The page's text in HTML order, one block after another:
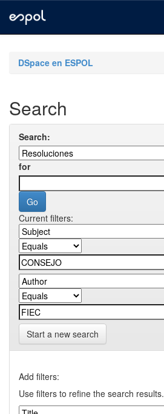
navigationDSpace en ESPOL
Search
Search:
for
Current filters:
Start a new search
Add filters:
Use filters to refine the search results.